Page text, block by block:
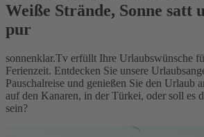
Weiße Strände, Sonne satt
pur
sonnenklar.Tv erfüllt Ihre Urlaubswünsche
Ferienzeit. Entdecken Sie unsere
Pauschalreise und genießen Sie den Urlaub
auf den Kanaren, in der Türkei, oder soll es
sein?